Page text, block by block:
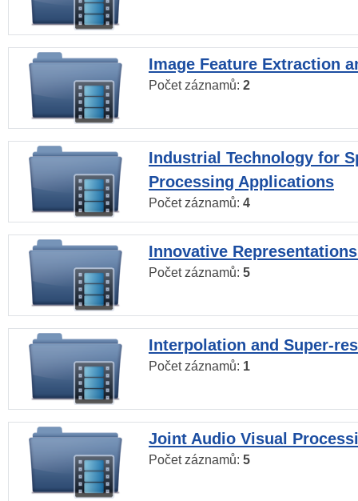
Image Feature Extraction
Počet záznamů: 2
Industrial Technology for
Processing Applications
Počet záznamů: 4
Innovative
Počet záznamů: 5
Interpolation and Super-
Počet záznamů: 1
Joint Audio Visual
Počet záznamů: 5